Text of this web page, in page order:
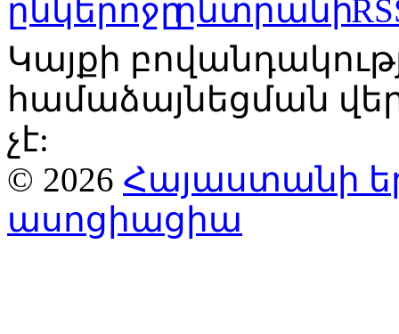
Կայքի
համաձայնեցման
չէ:
© 2026 Հայաստանի
ասոցիացիա